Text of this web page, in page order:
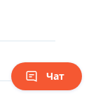
Чат